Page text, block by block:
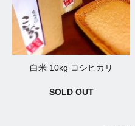
白米 10kg コシヒカリ
SOLD OUT